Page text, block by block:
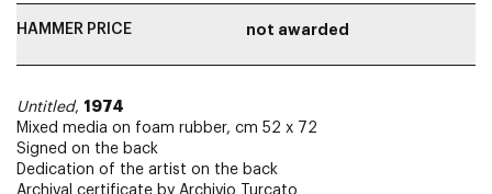
HAMMER PRICE not awarded
Untitled, 1974
Mixed media on foam rubber, cm 52 x 72
Signed on the back
Dedication of the artist on the back
Archival certificate by Archivio Turcato